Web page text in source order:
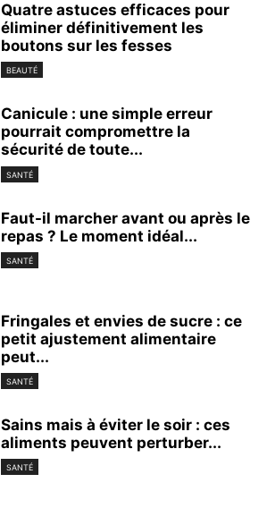
Quatre astuces efficaces pour
éliminer définitivement les
boutons sur les fesses
BEAUTÉ
Canicule : une simple erreur
pourrait compromettre la
sécurité de toute...
SANTÉ
Faut-il marcher avant ou après le
repas ? Le moment idéal...
SANTÉ
Fringales et envies de sucre : ce
petit ajustement alimentaire
peut...
SANTÉ
Sains mais à éviter le soir : ces
aliments peuvent perturber...
SANTÉ